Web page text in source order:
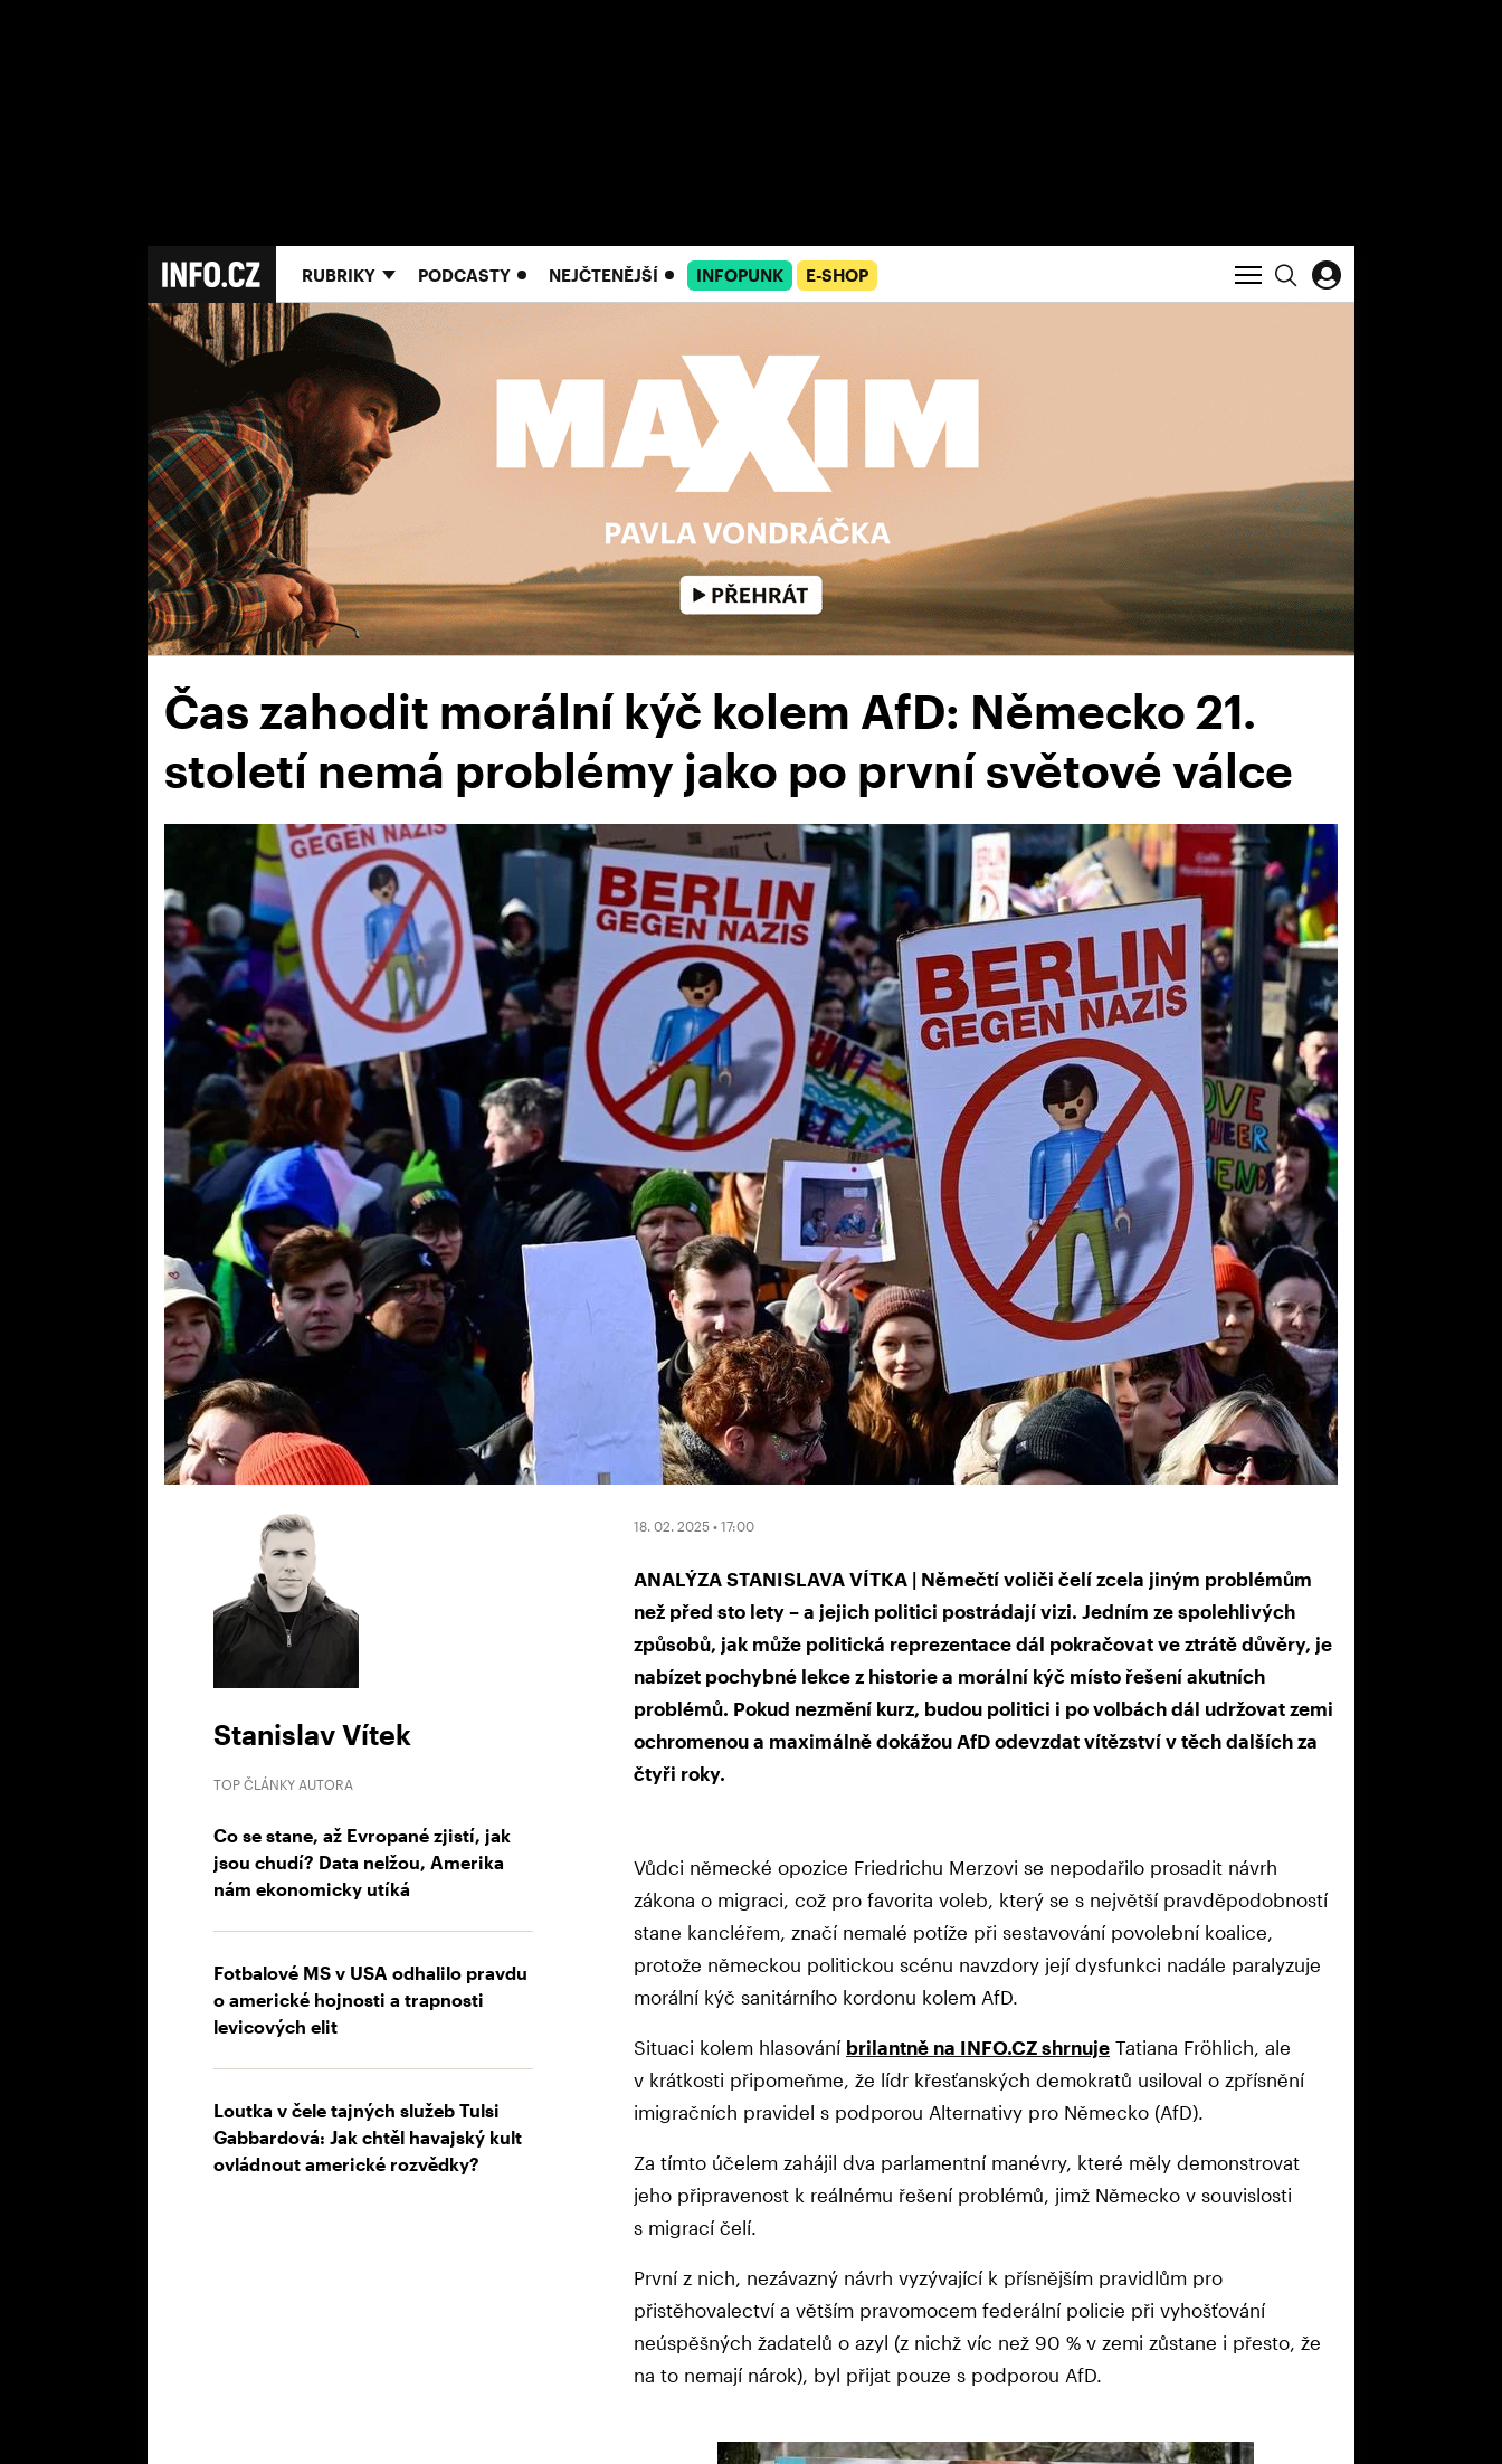
RUBRIKY PODCASTY NEJČTENĚJŠÍ INFOPUNK E-SHOP
Čas zahodit morální kýč kolem AfD: Německo 21.
století nemá problémy jako po první světové válce
Stanislav Vítek
TOP ČLÁNKY AUTORA
Co se stane, až Evropané zjistí, jak
jsou chudí? Data nelžou, Amerika
nám ekonomicky utíká
Fotbalové MS v USA odhalilo pravdu
o americké hojnosti a trapnosti
levicových elit
Loutka v čele tajných služeb Tulsi
Gabbardová: Jak chtěl havajský kult
ovládnout americké rozvědky?
18. 02. 2025 • 17:00
ANALÝZA STANISLAVA VÍTKA | Němečtí voliči čelí zcela jiným problémům
než před sto lety – a jejich politici postrádají vizi. Jedním ze spolehlivých
způsobů, jak může politická reprezentace dál pokračovat ve ztrátě důvěry, je
nabízet pochybné lekce z historie a morální kýč místo řešení akutních
problémů. Pokud nezmění kurz, budou politici i po volbách dál udržovat zemi
ochromenou a maximálně dokážou AfD odevzdat vítězství v těch dalších za
čtyři roky.
Vůdci německé opozice Friedrichu Merzovi se nepodařilo prosadit návrh
zákona o migraci, což pro favorita voleb, který se s největší pravděpodobností
stane kancléřem, značí nemalé potíže při sestavování povolební koalice,
protože německou politickou scénu navzdory její dysfunkci nadále paralyzuje
morální kýč sanitárního kordonu kolem AfD.
Situaci kolem hlasování brilantně na INFO.CZ shrnuje Tatiana Fröhlich, ale
v krátkosti připomeňme, že lídr křesťanských demokratů usiloval o zpřísnění
imigračních pravidel s podporou Alternativy pro Německo (AfD).
Za tímto účelem zahájil dva parlamentní manévry, které měly demonstrovat
jeho připravenost k reálnému řešení problémů, jimž Německo v souvislosti
s migrací čelí.
První z nich, nezávazný návrh vyzývající k přísnějším pravidlům pro
přistěhovalectví a větším pravomocem federální policie při vyhošťování
neúspěšných žadatelů o azyl (z nichž víc než 90 % v zemi zůstane i přesto, že
na to nemají nárok), byl přijat pouze s podporou AfD.